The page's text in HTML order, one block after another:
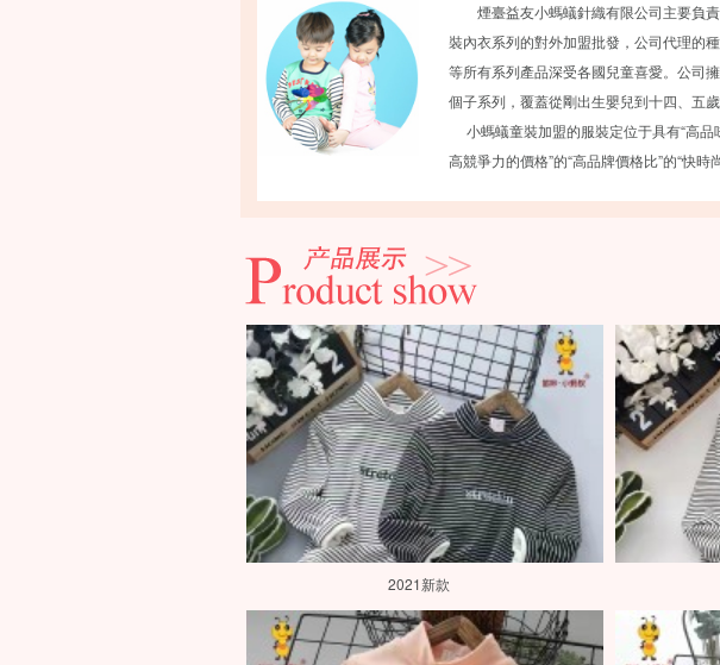
煙臺益友小螞蟻針織有限公司主要負
裝內衣系列的對外加盟批發，公司代理的
等所有系列產品深受各國兒童喜愛。公司
個子系列，覆蓋從剛出生嬰兒到十四、五
小螞蟻童裝加盟的服裝定位于具有“高品
高競爭力的價格”的“高品牌價格比”的“快
時盡享貼身、舒適、健康。
品牌理念：致力于把世界上健康、舒適、
2021新款